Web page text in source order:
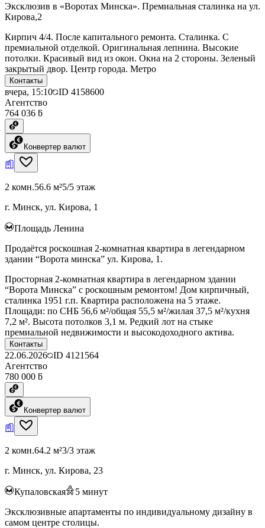
Эксклюзив в «Воротах Минска». Премиальная сталинка на ул.
Кирова,2
Кирпич 4/4. После капитального ремонта. Сталинка. С
премиальной отделкой. Оригинальная лепнина. Высокие
потолки. Красивый вид из окон. Окна на 2 стороны. Зеленый
закрытый двор. Центр города. Метро
Контакты
вчера, 15:10 ID 4158600
Агентство
764 036 ƃ
Конвертер валют
2 комн.56.6 м²5/5 этаж
г. Минск, ул. Кирова, 1
Площадь Ленина
Продаётся роскошная 2-комнатная квартира в легендарном
здании “Ворота минска” ул. Кирова, 1.
Просторная 2-комнатная квартира в легендарном здании
“Ворота Минска” с роскошным ремонтом! Дом кирпичный,
сталинка 1951 г.п. Квартира расположена на 5 этаже.
Площади: по СНБ 56,6 м²/общая 55,5 м²/жилая 37,5 м²/кухня
7,2 м². Высота потолков 3,1 м. Редкий лот на стыке
премиальной недвижимости и высокодоходного актива.
Контакты
22.06.2026 ID 4121564
Агентство
780 000 ƃ
Конвертер валют
2 комн.64.2 м²3/3 этаж
г. Минск, ул. Кирова, 23
Купаловская 5 минут
Эксклюзивные апартаменты по индивидуальному дизайну в
самом центре столицы.